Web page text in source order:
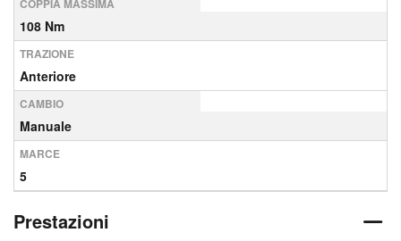
COPPIA MASSIMA
108 Nm
TRAZIONE
Anteriore
CAMBIO
Manuale
MARCE
5
Prestazioni